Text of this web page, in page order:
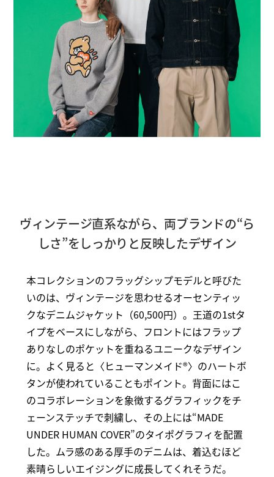
ヴィンテージ直系ながら、両ブランドの“ら
しさ”をしっかりと反映したデザイン
本コレクションのフラッグシップモデルと呼びた
いのは、ヴィンテージを思わせるオーセンティッ
クなデニムジャケット（60,500円）。王道の1stタ
イプをベースにしながら、フロントにはフラップ
ありなしのポケットを重ねるユニークなデザイン
に。よく見ると〈ヒューマンメイド®〉のハートボ
タンが使われていることもポイント。背面にはこ
のコラボレーションを象徴するグラフィックをチ
ェーンステッチで刺繍し、その上には“MADE
UNDER HUMAN COVER”のタイポグラフィを配置
した。ムラ感のある厚手のデニムは、着込むほど
素晴らしいエイジングに成長してくれそうだ。